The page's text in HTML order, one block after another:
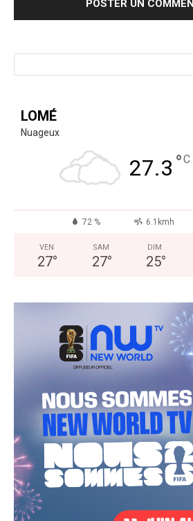
LOMÉ
Nuageux
27.3 °C
72 % 6.1kmh
VEN
27°
SAM
27°
DIM
25°